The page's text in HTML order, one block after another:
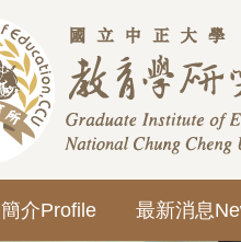
簡介Profile 最新消息